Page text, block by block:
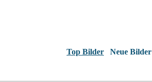
Top Bilder Neue Bilder